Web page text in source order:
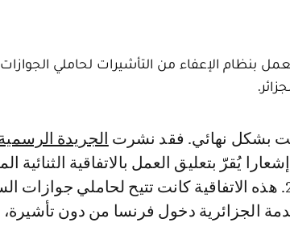
يوم الثلاثاء 19 غشت 2025، إنهاء العمل بنظام الإعفاء من التأشيرات
بشكل نهائي. فقد نشرت الجريدة
2025، إشعارا يُقرّ بتعليق العمل بالاتفاقية
16 دجنبر 2013. هذه الاتفاقية كانت تتيح لحاملي
الجزائرية دخول فرنسا من دون